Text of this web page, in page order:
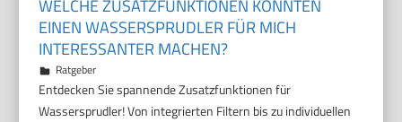
WELCHE ZUSATZFUNKTIONEN KÖNNTEN
EINEN WASSERSPRUDLER FÜR MICH
INTERESSANTER MACHEN?
26. Oktober 2025
Marco
Ratgeber
Entdecken Sie spannende Zusatzfunktionen für
Wassersprudler! Von integrierten Filtern bis zu individuellen